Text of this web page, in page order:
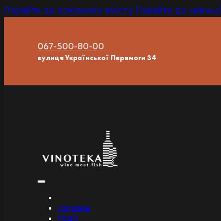
Перейти до основного вмісту Перейти до
067-500-80-00
вулиця Української Перемоги 34
ГОЛОВНА
ПОДІЇ